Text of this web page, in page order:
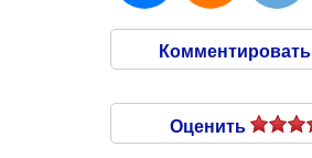
Комментировать
Оценить